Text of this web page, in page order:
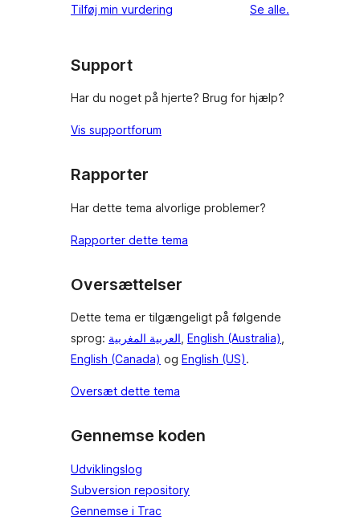
stjernet
Tilføj min vurdering Se alle.
Support
Har du noget på hjerte? Brug for hjælp?
Vis supportforum
Rapporter
Har dette tema alvorlige problemer?
Rapporter dette tema
Oversættelser
Dette tema er tilgængeligt på følgende
sprog: العربية المغربية, English (Australia),
English (Canada) og English (US).
Oversæt dette tema
Gennemse koden
Udviklingslog
Subversion repository
Gennemse i Trac